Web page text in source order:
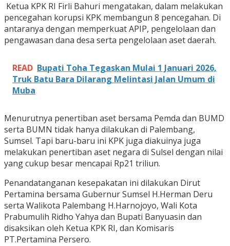
Ketua KPK RI Firli Bahuri mengatakan, dalam melakukan
pencegahan korupsi KPK membangun 8 pencegahan. Di
antaranya dengan memperkuat APIP, pengelolaan dan
pengawasan dana desa serta pengelolaan aset daerah.
READ Bupati Toha Tegaskan Mulai 1 Januari 2026,
Truk Batu Bara Dilarang Melintasi Jalan Umum di
Muba
Menurutnya penertiban aset bersama Pemda dan BUMD
serta BUMN tidak hanya dilakukan di Palembang,
Sumsel. Tapi baru-baru ini KPK juga diakuinya juga
melakukan penertiban aset negara di Sulsel dengan nilai
yang cukup besar mencapai Rp21 triliun.
Penandatanganan kesepakatan ini dilakukan Dirut
Pertamina bersama Gubernur Sumsel H.Herman Deru
serta Walikota Palembang H.Harnojoyo, Wali Kota
Prabumulih Ridho Yahya dan Bupati Banyuasin dan
disaksikan oleh Ketua KPK RI, dan Komisaris
PT.Pertamina Persero.